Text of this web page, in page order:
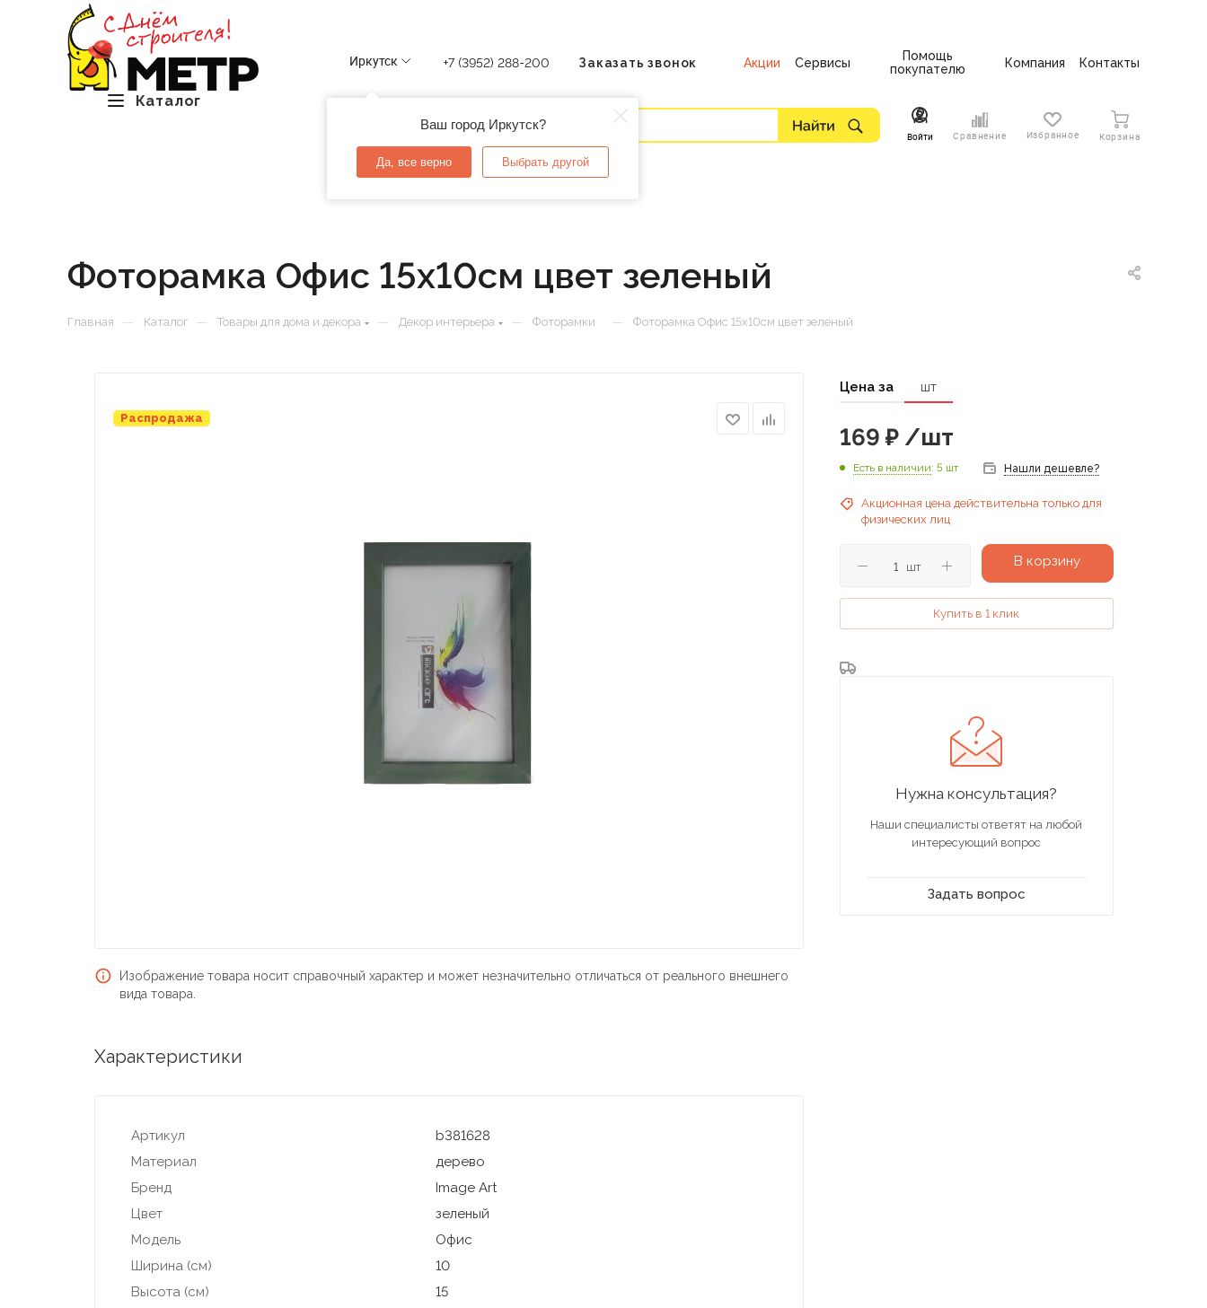
Каталог
Иркутск
Ваш город Иркутск?
Да, все верно Выбрать другой
+7 (3952) 288-200 Заказать звонок Акции Сервисы
Помощь
покупателю
Компания Контакты
Войти Сравнение Избранное Корзина
Фоторамка Офис 15х10см цвет зеленый
Главная — Каталог — Товары для дома и декора — Декор интерьера — Фоторамки — Фоторамка Офис 15х10см цвет зеленый
Распродажа
Изображение товара носит справочный характер и может незначительно отличаться от реального внешнего
вида товара.
Характеристики
Артикул
b381628
Материал
дерево
Бренд
Image Art
Цвет
зеленый
Модель
Офис
Ширина (см)
10
Высота (см)
15
Цена за шт
169 ₽/шт
Есть в наличии: 5 шт Нашли дешевле?
Акционная цена действительна только для
физических лиц
шт В корзину
Купить в 1 клик
Нужна консультация?
Наши специалисты ответят на любой
интересующий вопрос
Задать вопрос